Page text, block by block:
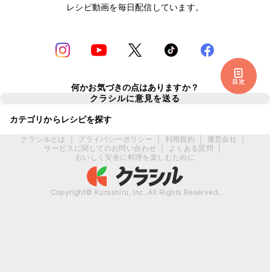
目次
レシピ動画を毎日配信しています。
何かお気づきの点はありますか？
クラシルに意見を送る
カテゴリからレシピを探す
クラシルとは プライバシーポリシー 利用規約 運営会社
サービスに関してのお問い合わせ
よくある質問
おいしく安全に料理を楽しむために
Copyright© Kurashiru, Inc. All Rights Reserved.